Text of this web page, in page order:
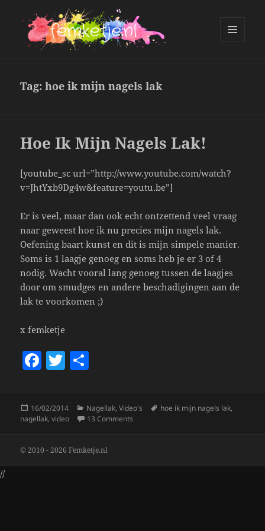
Tag:hoe ik mijn nagels lak
Hoe Ik Mijn Nagels Lak!
[youtube_sc url=”http://www.youtube.com/watch?
v=JhtYxb9Dg4w&feature=youtu.be”]
Er is veel, maar dan ook echt ontzettend veel vraag
naar geweest hoe ik nu precies mijn nagels lak.
Oefening baart kunst en dit is mijn simpele manier.
Soms is 1 laagje genoeg en soms heb je er 3 of 4
nodig. Wacht vooral lang genoeg tussen de laagjes
door om smudges en andere beschadigingen aan de
lak te voorkomen ;)
x femketje
F
e
o
T
erre
Posted
on
16/02/2014 Categories
Nagellak,Video's Tags
hoe ik mijn nagels lak,
nagellak,video 13 Comments
© 2010 - 2026 Femketje.nl
//